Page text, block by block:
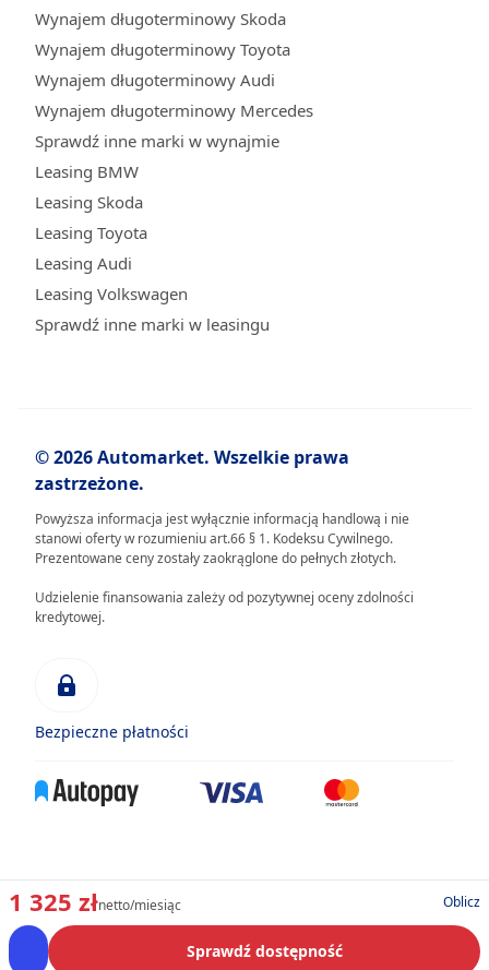
1 325 złnetto/miesiąc Oblicz
Sprawdź dostępność
Wynajem długoterminowy Skoda
Wynajem długoterminowy Toyota
Wynajem długoterminowy Audi
Wynajem długoterminowy Mercedes
Sprawdź inne marki w wynajmie
Leasing BMW
Leasing Skoda
Leasing Toyota
Leasing Audi
Leasing Volkswagen
Sprawdź inne marki w leasingu
© 2026 Automarket. Wszelkie prawa
zastrzeżone.
Powyższa informacja jest wyłącznie informacją handlową i nie
stanowi oferty w rozumieniu art.66 § 1. Kodeksu Cywilnego.
Prezentowane ceny zostały zaokrąglone do pełnych złotych.
Udzielenie finansowania zależy od pozytywnej oceny zdolności
kredytowej.
Bezpieczne płatności